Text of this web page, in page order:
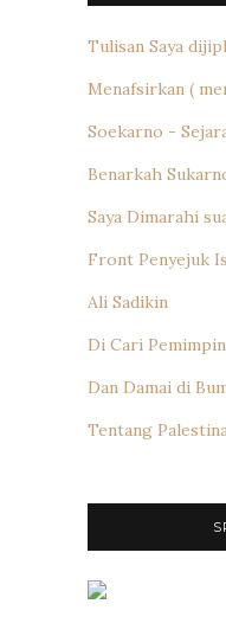
Tulisan Saya
Menafsirkan (
Soekarno -
Benarkah
Saya Dimarahi
Front Penyejuk
Ali Sadikin
Di Cari
Dan Damai di
Tentang